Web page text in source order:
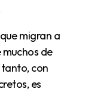
de
tanto, con
es